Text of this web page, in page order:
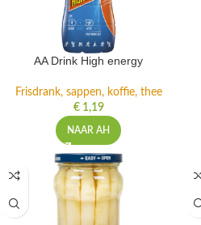
AA Drink High energy
Frisdrank, sappen, koffie, thee
€1,19
NAAR AH